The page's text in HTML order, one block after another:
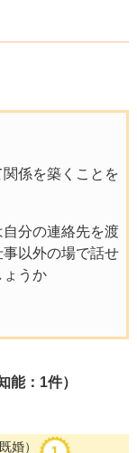
係を築くことを
分の連絡先を渡
以外の場で話せ
ょうか
能：1件）
婚）